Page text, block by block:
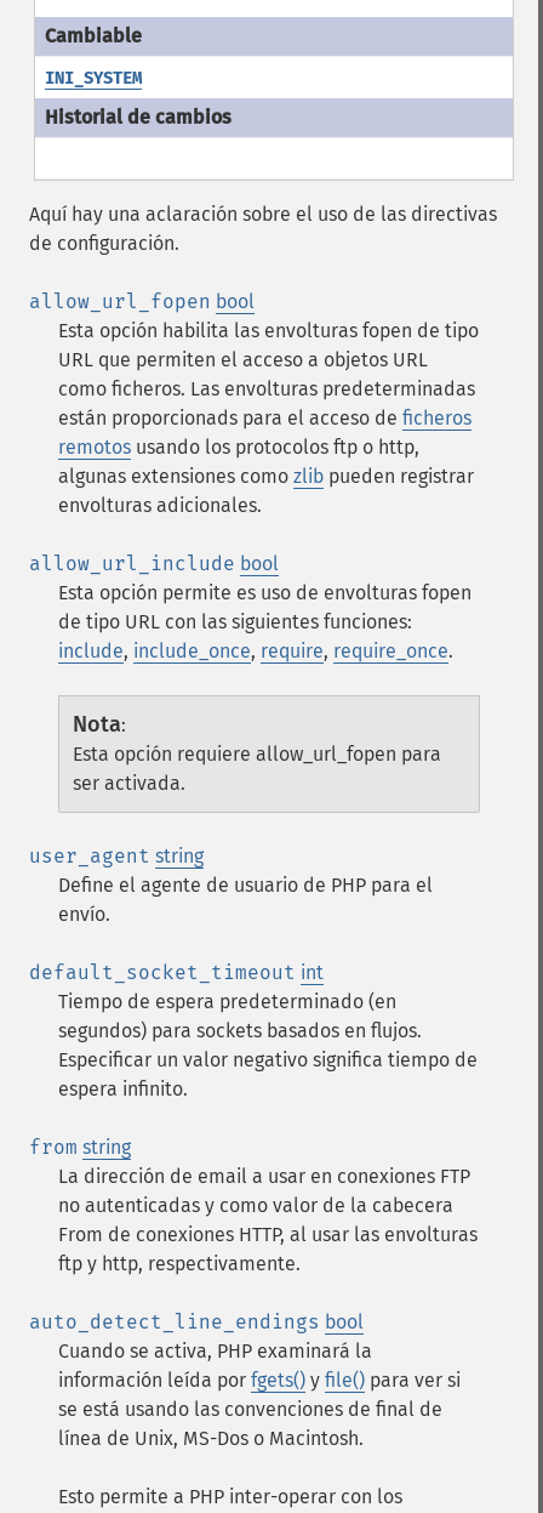
INI_SYSTEM
Aquí hay una aclaración sobre el uso de las directivas
de configuración.
allow_url_fopen bool
Esta opción habilita las envolturas fopen de tipo
URL que permiten el acceso a objetos URL
como ficheros. Las envolturas predeterminadas
están proporcionads para el acceso de ficheros
remotos usando los protocolos ftp o http,
algunas extensiones como zlib pueden registrar
envolturas adicionales.
allow_url_include bool
Esta opción permite es uso de envolturas fopen
de tipo URL con las siguientes funciones:
include, include_once, require, require_once.
Nota:
Esta opción requiere allow_url_fopen para
ser activada.
user_agent string
Define el agente de usuario de PHP para el
envío.
default_socket_timeout int
Tiempo de espera predeterminado (en
segundos) para sockets basados en flujos.
Especificar un valor negativo significa tiempo de
espera infinito.
from string
La dirección de email a usar en conexiones FTP
no autenticadas y como valor de la cabecera
From de conexiones HTTP, al usar las envolturas
ftp y http, respectivamente.
auto_detect_line_endings bool
Cuando se activa, PHP examinará la
información leída por fgets() y file() para ver si
se está usando las convenciones de final de
línea de Unix, MS-Dos o Macintosh.
Esto permite a PHP inter-operar con los